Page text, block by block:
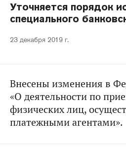
Уточняется порядок
специального
23 декабря 2019 г.
Внесены изменения в
«О деятельности по
физических лиц,
платежными агентами».